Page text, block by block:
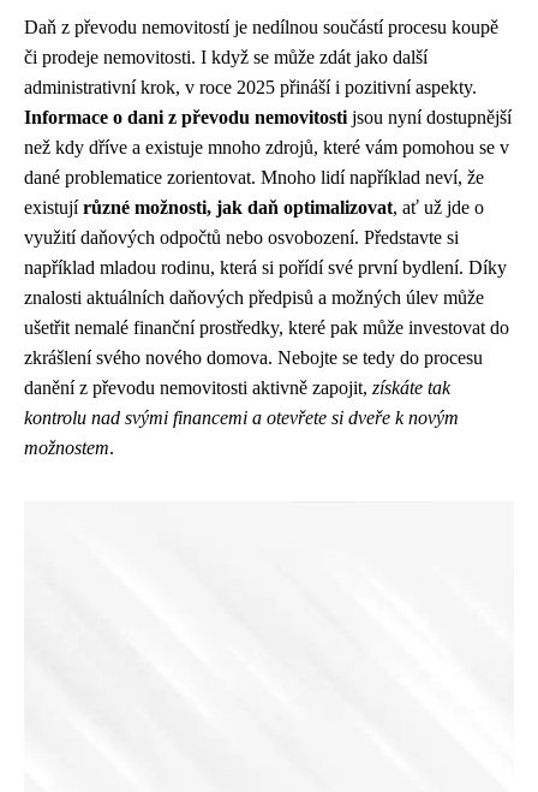
Daň z převodu nemovitostí je nedílnou součástí procesu koupě
či prodeje nemovitosti. I když se může zdát jako další
administrativní krok, v roce 2025 přináší i pozitivní aspekty.
Informace o dani z převodu nemovitosti jsou nyní dostupnější
než kdy dříve a existuje mnoho zdrojů, které vám pomohou se v
dané problematice zorientovat. Mnoho lidí například neví, že
existujírůzné možnosti, jak daň optimalizovat, ať už jde o
využití daňových odpočtů nebo osvobození. Představte si
například mladou rodinu, která si pořídí své první bydlení. Díky
znalosti aktuálních daňových předpisů a možných úlev může
ušetřit nemalé finanční prostředky, které pak může investovat do
zkrášlení svého nového domova. Nebojte se tedy do procesu
danění z převodu nemovitosti aktivně zapojit, získáte tak
kontrolu nad svými financemi a otevřete si dveře k novým
možnostem.